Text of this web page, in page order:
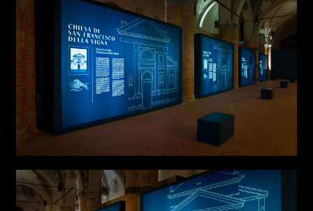
Write to us why you are
interested in a collaboration
max. 1000 characters